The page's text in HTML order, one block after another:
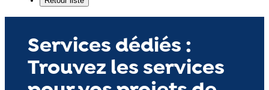
Services dédiés :
Trouvez les services